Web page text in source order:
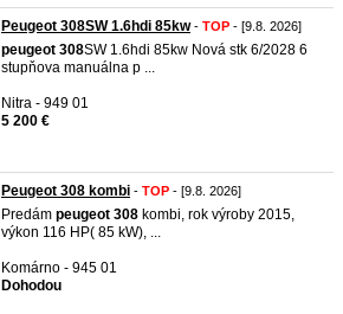
Peugeot 308SW 1.6hdi 85kw- TOP - [9.8. 2026]
peugeot 308SW 1.6hdi 85kw Nová stk 6/2028 6
stupňova manuálna p ...
Nitra - 949 01
5 200 €
Peugeot 308 kombi - TOP - [9.8. 2026]
Predám peugeot 308 kombi, rok výroby 2015,
výkon 116 HP( 85 kW), ...
Komárno - 945 01
Dohodou